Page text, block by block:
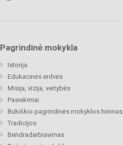
Pagrindinė mokykla
Istorija
Edukacinės erdvės
Misija, vizija, vertybės
Pasiekimai
Bukiškio pagrindinės mokyklos himnas
Tradicijos
Bendradarbiavimas